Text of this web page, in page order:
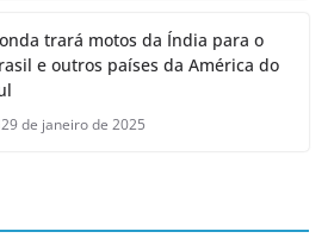
trará motos da Índia para o
e outros países da América do
29 de janeiro de 2025